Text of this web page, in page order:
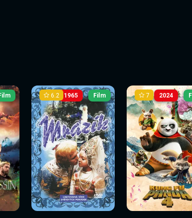
1965
Sledovat
nyní
6.2 Film
Sledovat nyní
2024
Sledovat
nyní
7
Sledovat nyní